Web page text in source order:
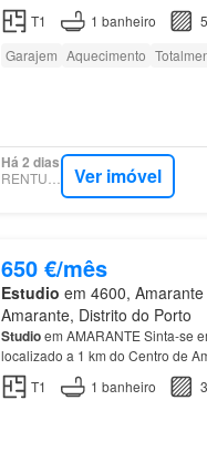
T1
1 banheiro
Garajem Aquecimento
Há 2 dias
RENTUMO Ver imóvel
650 €/mês
Estudio em 4600,
Amarante, Distrito do Porto
Studioem AMARANTE Sinta-se
localizado a 1 km do Centro de
T1
1 banheiro